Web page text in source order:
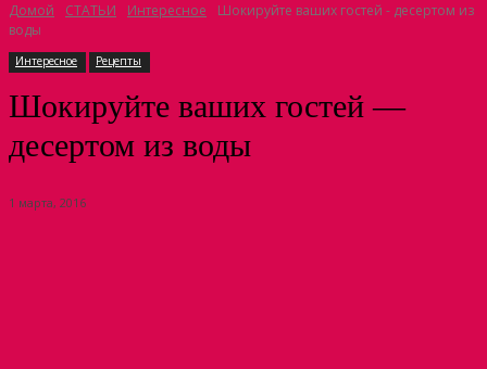
Домой СТАТЬИ Интересное
Шокируйте ваших гостей - десертом из
воды
Интересное Рецепты
Шокируйте ваших гостей —
десертом из воды
1 марта, 2016